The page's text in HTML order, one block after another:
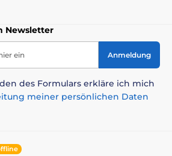
Newsletter
ein Anmeldung
des Formulars erkläre ich mich
meiner persönlichen Daten